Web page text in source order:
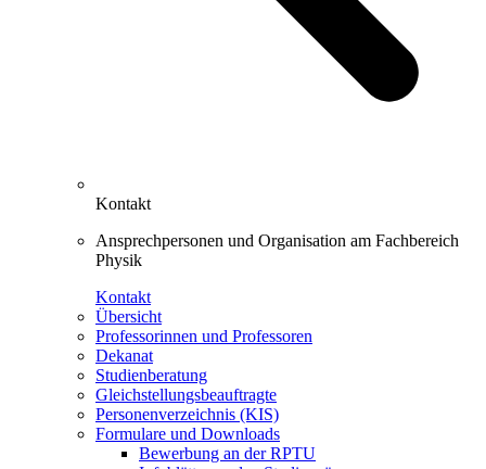
Kontakt
Ansprechpersonen und Organisation am Fachbereich
Physik
Kontakt
Übersicht
Professorinnen und Professoren
Dekanat
Studienberatung
Gleichstellungsbeauftragte
Personenverzeichnis (KIS)
Formulare und Downloads
Bewerbung an der RPTU